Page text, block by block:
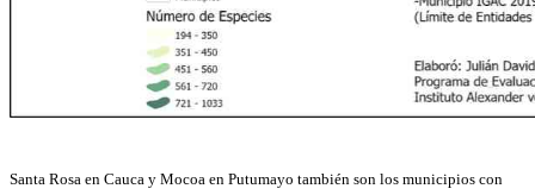
Santa Rosa en Cauca y Mocoa en Putumayo también son los municipios con